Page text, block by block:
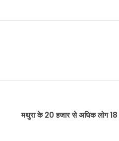
मथुरा के 20 हजार से अधिक लोग